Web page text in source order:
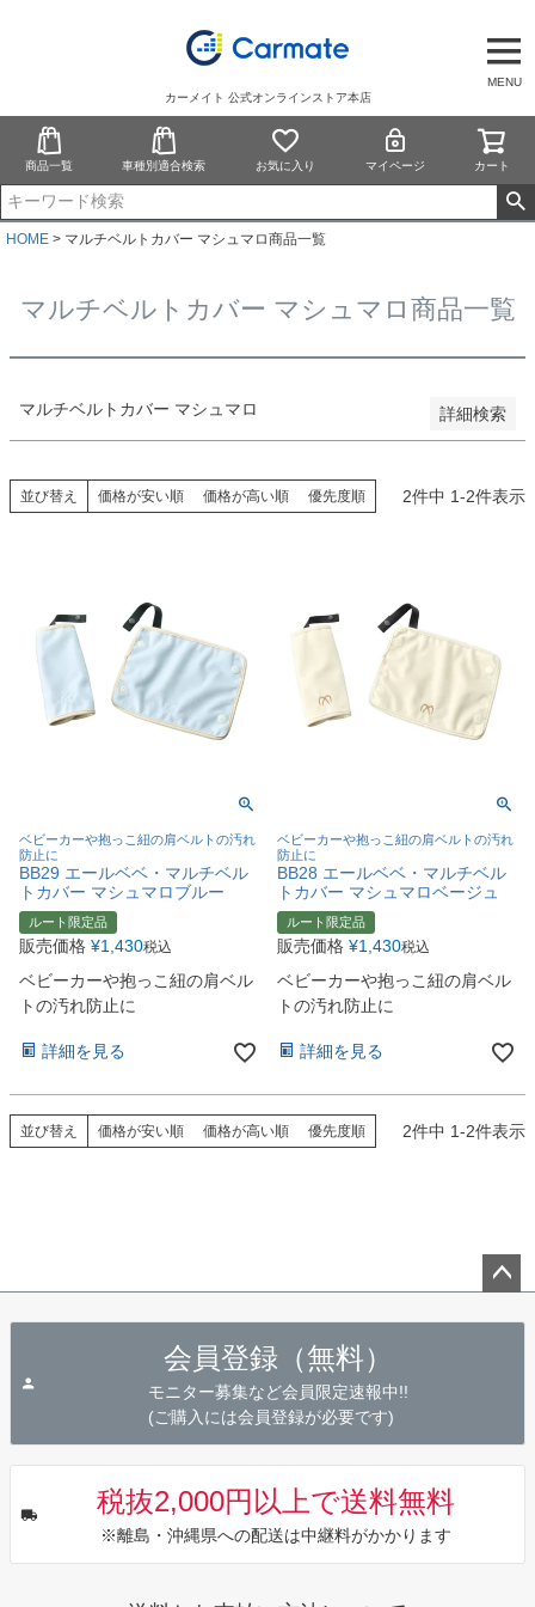
MENU
カーメイト 公式オンラインストア本店
商品一覧 車種別適合検索 お気に入り マイページ カート
HOME マルチベルトカバー マシュマロ商品一覧
マルチベルトカバー マシュマロ商品一覧
マルチベルトカバー マシュマロ 詳細検索
並び順
新着順
登録順
価格が安い順
価格が高い順
キーワードヒット順
検索
並び替え 価格が安い順 価格が高い順 優先度順 2件中 1-2件表示
ベビーカーや抱っこ紐の肩ベルトの汚れ
防止に
BB29 エールベベ・マルチベル
トカバー マシュマロブルー
ルート限定品
販売価格 ¥1,430税込
ベビーカーや抱っこ紐の肩ベル
トの汚れ防止に
詳細を見る
ベビーカーや抱っこ紐の肩ベルトの汚れ
防止に
BB28 エールベベ・マルチベル
トカバー マシュマロベージュ
ルート限定品
販売価格 ¥1,430税込
ベビーカーや抱っこ紐の肩ベル
トの汚れ防止に
詳細を見る
並び替え 価格が安い順 価格が高い順 優先度順 2件中 1-2件表示
会員登録（無料）
モニター募集など会員限定速報中!!
(ご購入には会員登録が必要です)
税抜2,000円以上で送料無料
※離島・沖縄県への配送は中継料がかかります